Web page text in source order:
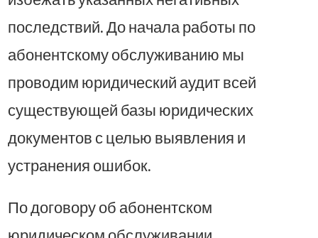
последствий. До начала работы по
абонентскому обслуживанию мы
проводим юридический аудит всей
существующей базы юридических
документов с целью выявления и
устранения ошибок.
По договору об абонентском